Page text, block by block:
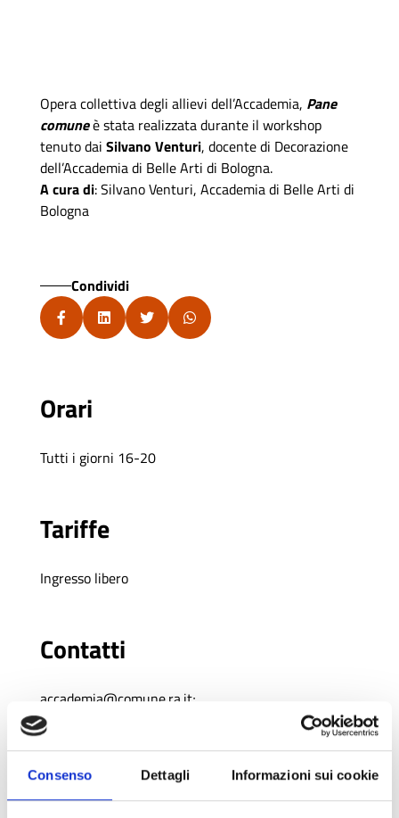
Consenso Dettagli Informazioni sui cookie
Opera collettiva degli allievi dell’Accademia, Pane
comuneè stata realizzata durante il workshop
tenuto dai Silvano Venturi, docente di Decorazione
dell’Accademia di Belle Arti di Bologna.
A cura di: Silvano Venturi, Accademia di Belle Arti di
Bologna
Condividi
Orari
Tutti i giorni 16-20
Tariffe
Ingresso libero
Contatti
accademia@comune.ra.it;
ABA Ravenna
Luogo dell’evento